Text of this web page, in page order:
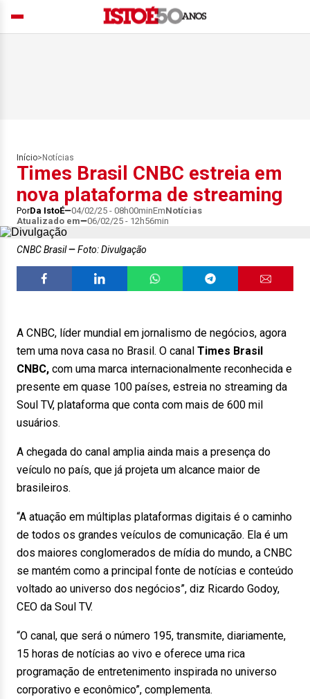
Início> Notícias
Times Brasil CNBC estreia em
nova plataforma de streaming
PorDa IstoÉ 04/02/25 - 08h00minEmNotícias
Atualizado em
06/02/25 - 12h56min
CNBC Brasil Foto: Divulgação
A CNBC, líder mundial em jornalismo de negócios, agora
tem uma nova casa no Brasil. O canal Times Brasil
CNBC, com uma marca internacionalmente reconhecida e
presente em quase 100 países, estreia no streaming da
Soul TV, plataforma que conta com mais de 600 mil
usuários.
A chegada do canal amplia ainda mais a presença do
veículo no país, que já projeta um alcance maior de
brasileiros.
“A atuação em múltiplas plataformas digitais é o caminho
de todos os grandes veículos de comunicação. Ela é um
dos maiores conglomerados de mídia do mundo, a CNBC
se mantém como a principal fonte de notícias e conteúdo
voltado ao universo dos negócios”, diz Ricardo Godoy,
CEO da Soul TV.
“O canal, que será o número 195, transmite, diariamente,
15 horas de notícias ao vivo e oferece uma rica
programação de entretenimento inspirada no universo
corporativo e econômico”, complementa.